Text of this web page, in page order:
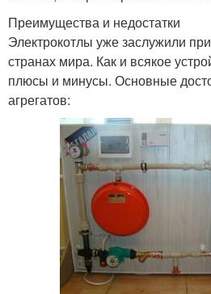
Преимущества и недостатки
Электрокотлы уже заслужили
странах мира. Как и всякое
плюсы и минусы. Основные
агрегатов: